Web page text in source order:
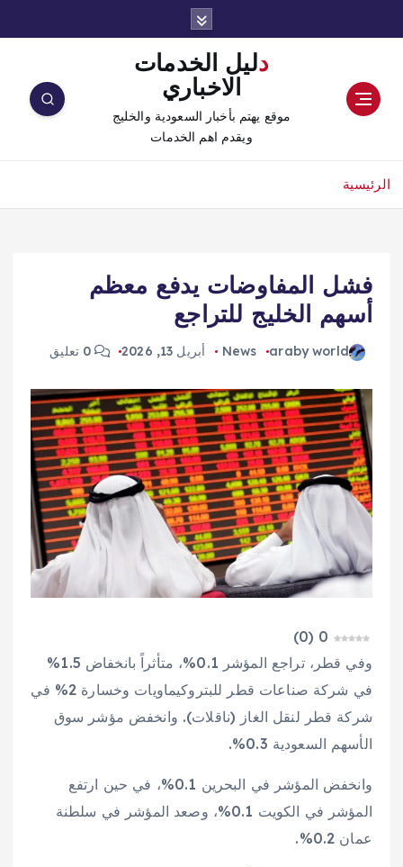
دليل الخدمات
الاخباري
موقع يهتم بأخبار السعودية والخليج
ويقدم اهم الخدمات
الرئيسية
فشل المفاوضات يدفع معظم
أسهم الخليج للتراجع
araby world
News أبريل 13, 2026 0 تعليق
0
(
0
)
وفي قطر، تراجع المؤشر 0.1%، متأثراً بانخفاض 1.5%
في شركة صناعات قطر للبتروكيماويات وخسارة 2% في
شركة قطر لنقل الغاز (ناقلات). وانخفض مؤشر سوق
الأسهم السعودية 0.3%.
وانخفض المؤشر في البحرين 0.1%، في حين ارتفع
المؤشر في الكويت 0.1%، وصعد المؤشر في سلطنة
عمان 0.2%.